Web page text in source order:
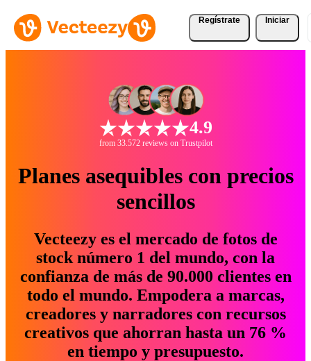
Regístrate Iniciar
4.9
from 33.572 reviews on Trustpilot
Planes asequibles con precios
sencillos
Vecteezy es el mercado de fotos de
stock número 1 del mundo, con la
confianza de más de 90.000 clientes en
todo el mundo. Empodera a marcas,
creadores y narradores con recursos
creativos que ahorran hasta un 76 %
en tiempo y presupuesto.